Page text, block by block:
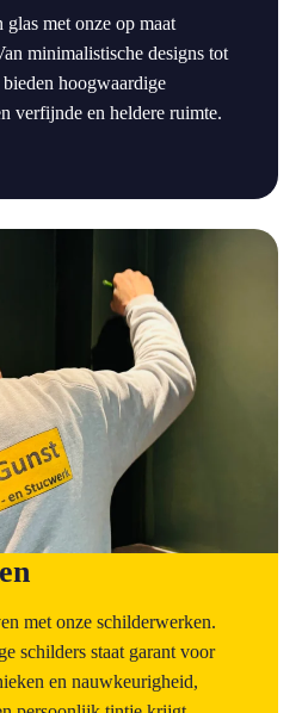
met onze op maat
minimalistische designs tot
hoogwaardige
verfijnde en heldere ruimte.
met onze schilderwerken.
schilders staat garant voor
en nauwkeurigheid,